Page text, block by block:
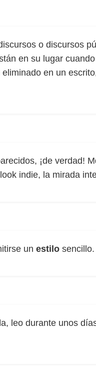
o discursos
en su lugar
en un
¡de verdad!
indie, la mirada
un estilo sencillo.
leo durante unos